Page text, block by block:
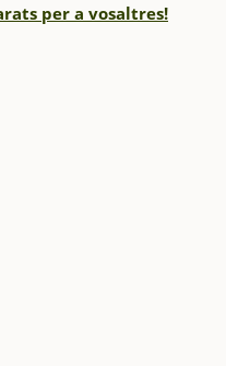
per a vosaltres!